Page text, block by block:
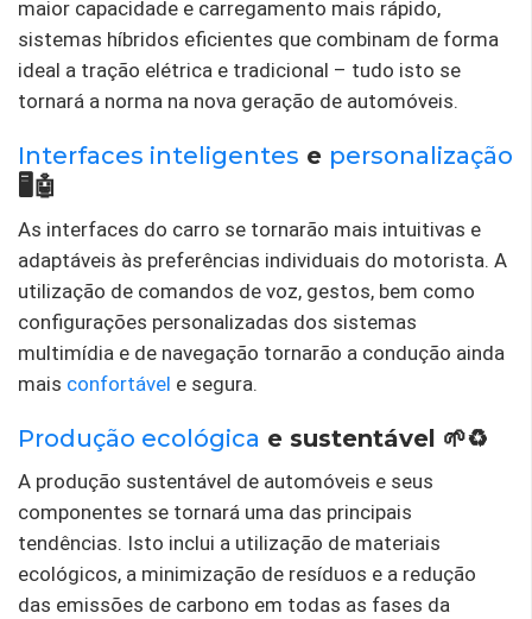
maior capacidade e carregamento mais rápido,
sistemas híbridos eficientes que combinam de forma
ideal a tração elétrica e tradicional – tudo isto se
tornará a norma na nova geração de automóveis.
Interfaces inteligentes e personalização
🖥️🤖
As interfaces do carro se tornarão mais intuitivas e
adaptáveis ​​às preferências individuais do motorista. A
utilização de comandos de voz, gestos, bem como
configurações personalizadas dos sistemas
multimídia e de navegação tornarão a condução ainda
mais confortável e segura.
Produção ecológica e sustentável 🌱♻️
A produção sustentável de automóveis e seus
componentes se tornará uma das principais
tendências. Isto inclui a utilização de materiais
ecológicos, a minimização de resíduos e a redução
das emissões de carbono em todas as fases da